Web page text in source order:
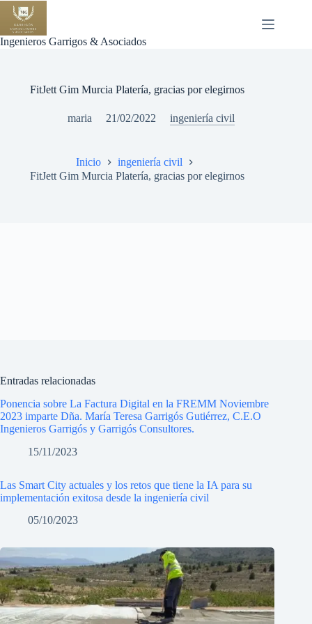
Saltar
contenido
Ingenieros Garrigos & Asociados
FitJett Gim Murcia Platería, gracias por elegirnos
maria 21/02/2022 ingeniería civil
Inicio
ingeniería civil
FitJett Gim Murcia Platería, gracias por elegirnos
Entradas relacionadas
Ponencia sobre La Factura Digital en la FREMM Noviembre
2023 imparte Dña. María Teresa Garrigós Gutiérrez, C.E.O
Ingenieros Garrigós y Garrigós Consultores.
15/11/2023
Las Smart City actuales y los retos que tiene la IA para su
implementación exitosa desde la ingeniería civil
05/10/2023